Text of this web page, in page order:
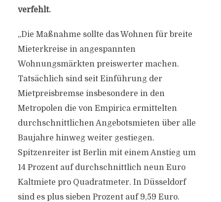
verfehlt.
„Die Maßnahme sollte das Wohnen für breite
Mieterkreise in angespannten
Wohnungsmärkten preiswerter machen.
Tatsächlich sind seit Einführung der
Mietpreisbremse insbesondere in den
Metropolen die von Empirica ermittelten
durchschnittlichen Angebotsmieten über alle
Baujahre hinweg weiter gestiegen.
Spitzenreiter ist Berlin mit einem Anstieg um
14 Prozent auf durchschnittlich neun Euro
Kaltmiete pro Quadratmeter. In Düsseldorf
sind es plus sieben Prozent auf 9,59 Euro.